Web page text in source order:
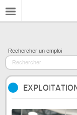
Rechercher un emploi